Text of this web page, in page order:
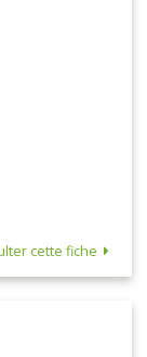
cette fiche